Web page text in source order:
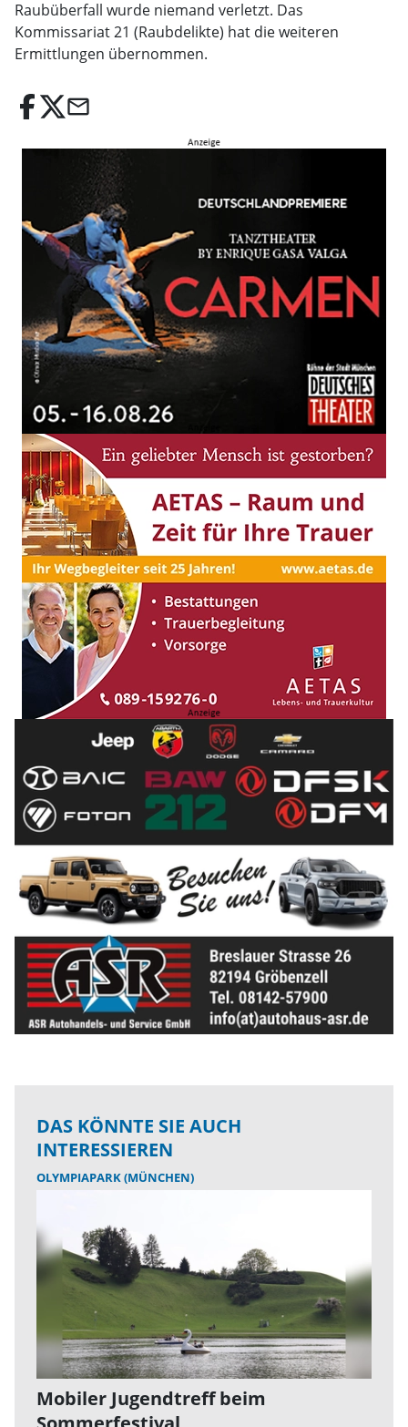
Raubüberfall wurde niemand verletzt. Das
Kommissariat 21 (Raubdelikte) hat die weiteren
Ermittlungen übernommen.
email
DAS KÖNNTE SIE AUCH
INTERESSIEREN
OLYMPIAPARK (MÜNCHEN)
Mobiler Jugendtreff beim